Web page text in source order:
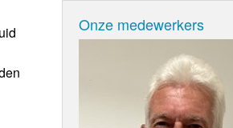
Onze medewerkers